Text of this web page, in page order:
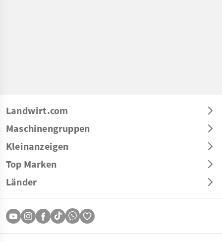
Landwirt.com
Maschinengruppen
Kleinanzeigen
Top Marken
Länder